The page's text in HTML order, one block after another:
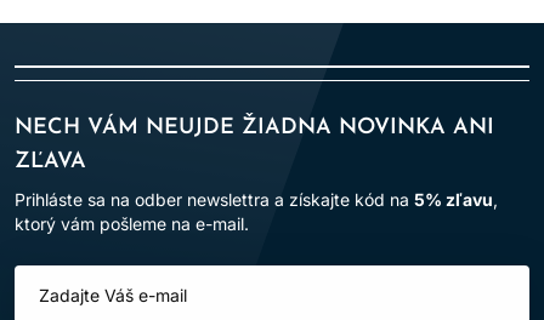
NECH VÁM NEUJDE ŽIADNA NOVINKA ANI
ZĽAVA
Prihláste sa na odber newslettra a získajte kód na 5% zľavu,
ktorý vám pošleme na e-mail.